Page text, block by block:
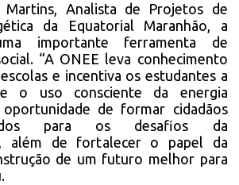
Martins, Analista de Projetos de
da Equatorial Maranhão, a
importante ferramenta de
“A ONEE leva conhecimento
e incentiva os estudantes a
o uso consciente da energia
de formar cidadãos
para os desafios da
além de fortalecer o papel da
de um futuro melhor para